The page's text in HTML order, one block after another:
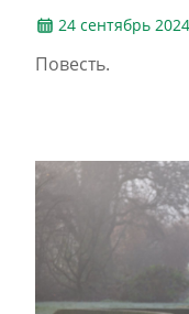
24 сентябрь 2024
Повесть.